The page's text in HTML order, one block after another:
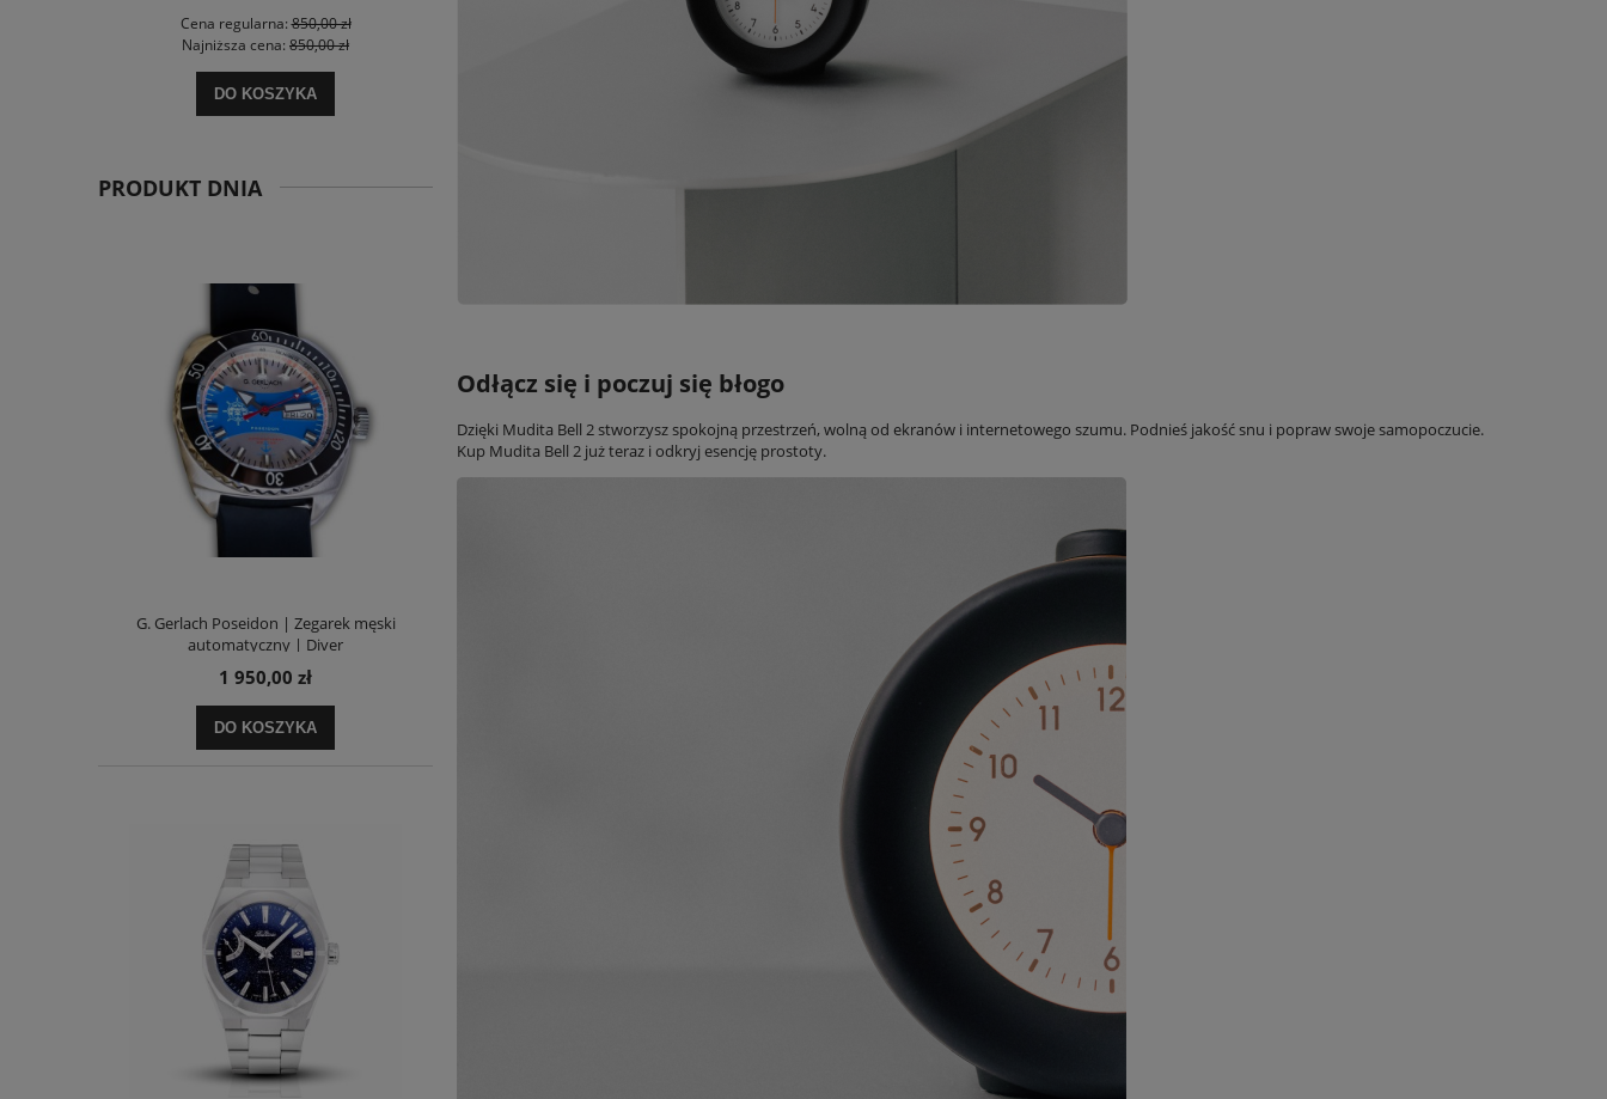
Cena regularna:850,00 zł
Najniższa cena: 850,00 zł
DO KOSZYKA
PRODUKT DNIA
G. Gerlach Poseidon | Zegarek męski
automatyczny | Diver
1 950,00 zł
DO KOSZYKA
Odłącz się i poczuj się błogo
Dzięki Mudita Bell 2 stworzysz spokojną przestrzeń, wolną od ekranów i internetowego szumu. Podnieś jakość snu i popraw swoje samopoczucie.
Kup Mudita Bell 2 już teraz i odkryj esencję prostoty.